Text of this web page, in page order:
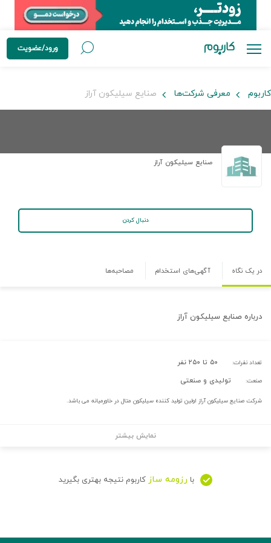
ورود/عضویت
کاربوم معرفی شرکت‌ها صنایع سیلیکون آراز
صنایع سیلیکون آراز
دنبال کردن
در یک نگاه آگهی‌های استخدام مصاحبه‌ها
درباره صنایع سیلیکون آراز
تعداد نفرات: ۵۰ تا ۲۵۰ نفر
صنعت: تولیدی و صنعتی
شرکت صنایع سیلیکون آراز اولین تولید کننده سیلیکون متال در خاورمیانه می باشد.
نمایش بیشتر
با رزومه ساز کاربوم نتیجه بهتری بگیرید